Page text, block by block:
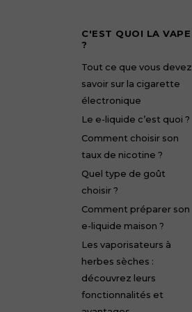
C'EST QUOI LA VAPE
?
Tout ce que vous devez
savoir sur la cigarette
électronique
Le e-liquide c’est quoi ?
Comment choisir son
taux de nicotine ?
Quel type de goût
choisir ?
Comment préparer son
e-liquide maison ?
Les vaporisateurs à
herbes sèches :
découvrez leurs
fonctionnalités et